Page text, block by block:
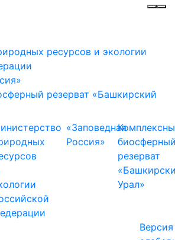
ресурсов и экологии
резерват «Башкирский
«Заповедная
Россия»
резерват
Урал»